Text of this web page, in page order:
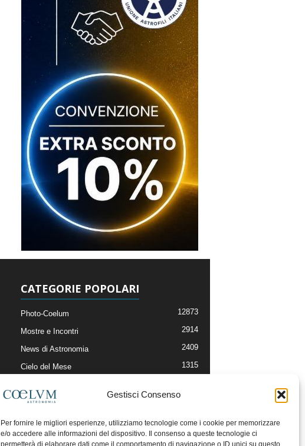
Gestisci Consenso
Per fornire le migliori esperienze, utilizziamo tecnologie come i cookie per memorizzare
e/o accedere alle informazioni del dispositivo. Il consenso a queste tecnologie ci
permetterà di elaborare dati come il comportamento di navigazione o ID unici su questo
CATEGORIE POPOLARI
Photo-Coelum 12873
Mostre e Incontri 2914
News di Astronomia 2409
Cielo del Mese 1315
Articoli e Risorse On-Line
Il Blog della Redazione